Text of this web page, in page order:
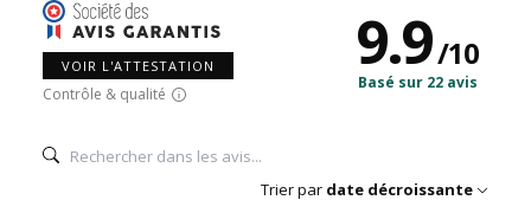
VOIR L'ATTESTATION
Contrôle & qualité
9.9/10
Basé sur 22 avis
Trier par date décroissante